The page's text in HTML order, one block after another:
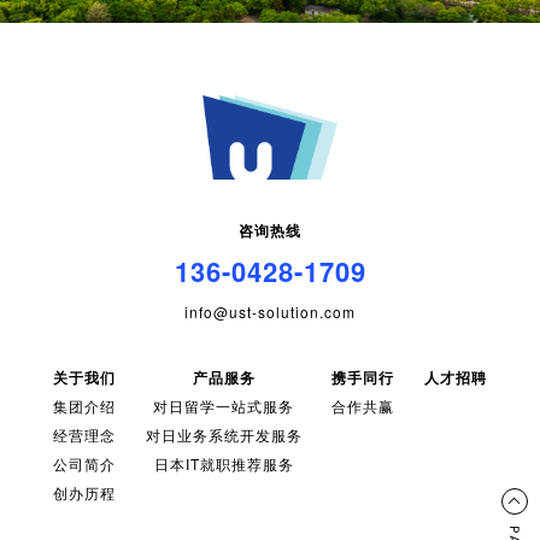
咨询热线
136-0428-1709
info@ust-solution.com
关于我们
集团介绍
经营理念
公司简介
创办历程
产品服务
对日留学一站式服务
对日业务系统开发服务
日本IT就职推荐服务
携手同行
合作共赢
人才招聘